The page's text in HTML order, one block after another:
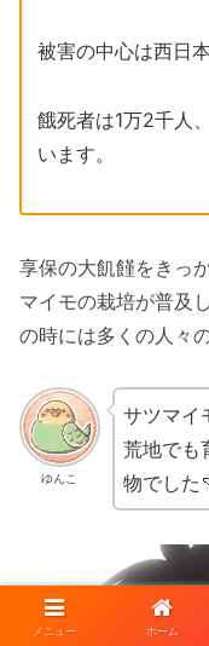
被害の中心は西日本
餓死者は1万2千人
います。
享保の大飢饉をきっ
マイモの栽培が普及
の時には多くの人々
ゆんこ
サツマイ
荒地でも
物でした
メニュー ホーム